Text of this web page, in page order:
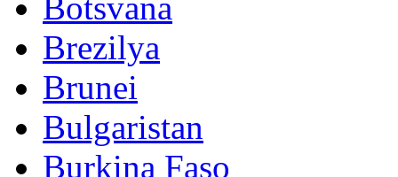
Brezilya
Brunei
Bulgaristan
Burkina Faso